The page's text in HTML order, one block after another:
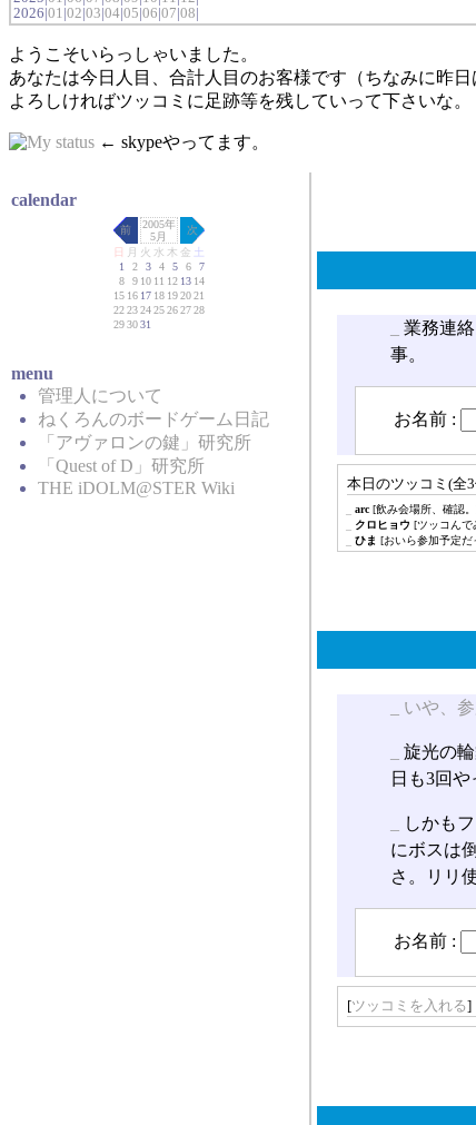
2026|01 |02|03|04|05|06|07|08|
ようこそいらっしゃいました。
あなたは今日人目、合計人目のお客様です（ちなみに昨
よろしければツッコミに足跡等を残していって下さいな。
← skypeやってます。
業務連
事。
お名前 :
本日のツッコミ(全
arc[飲み会場所、確認
クロヒョウ [ツッコんで
ひま [おいら参加予定だ
いや、
旋光の
日も3回
しかも
にボスは
さ。リリ
お名前 :
[ツッコミを入れる]
calendar
前
2005年
5月
次
日
月 火 水 木 金 土
1
2 3 4 5 6
7
8
9 10 11 12 13 14
15 16 17 18 19 20 21
22 23 24 25 26 27 28
29 30 31
menu
管理人について
ねくろんのボードゲーム日記
「アヴァロンの鍵」研究所
「Quest of D」研究所
THE iDOLM@STER Wiki